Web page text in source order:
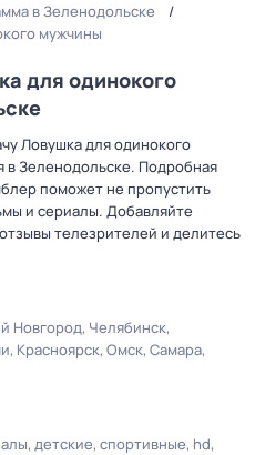
в Зеленодольске
мужчины
для одинокого
Ловушка для одинокого
в Зеленодольске. Подробная
поможет не пропустить
и сериалы. Добавляйте
телезрителей и делитесь
Новгород Челябинск
Красноярск Омск Самара
детские спортивные hd